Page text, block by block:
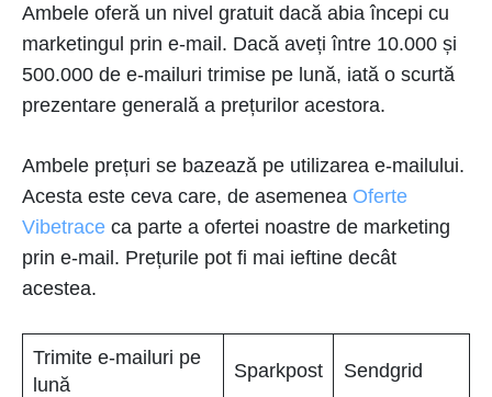
Ambele oferă un nivel gratuit dacă abia începi cu
marketingul prin e-mail. Dacă aveți între 10.000 și
500.000 de e-mailuri trimise pe lună, iată o scurtă
prezentare generală a prețurilor acestora.
Ambele prețuri se bazează pe utilizarea e-mailului.
Acesta este ceva care, de asemenea Oferte
Vibetrace ca parte a ofertei noastre de marketing
prin e-mail. Prețurile pot fi mai ieftine decât
acestea.
Trimite e-mailuri pe
lună
Sparkpost Sendgrid